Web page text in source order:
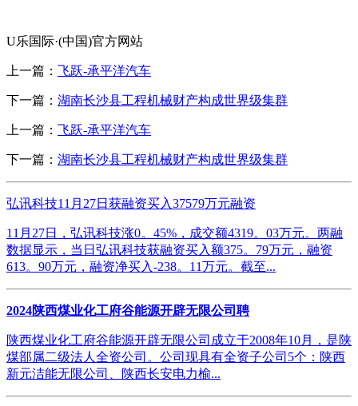
U乐国际·(中国)官方网站
上一篇： 飞跃-承平洋汽车
下一篇： 湖南长沙县工程机械财产构成世界级集群
上一篇： 飞跃-承平洋汽车
下一篇： 湖南长沙县工程机械财产构成世界级集群
弘讯科技11月27日获融资买入37579万元融资
11月27日，弘讯科技涨0。45%，成交额4319。03万元。两融
数据显示，当日弘讯科技获融资买入额375。79万元，融资
613。90万元，融资净买入-238。11万元。截至...
2024陕西煤业化工府谷能源开辟无限公司聘
陕西煤业化工府谷能源开辟无限公司成立于2008年10月，是陕
煤部属二级法人全资公司。公司现具有全资子公司5个：陕西
新元洁能无限公司、陕西长安电力榆...